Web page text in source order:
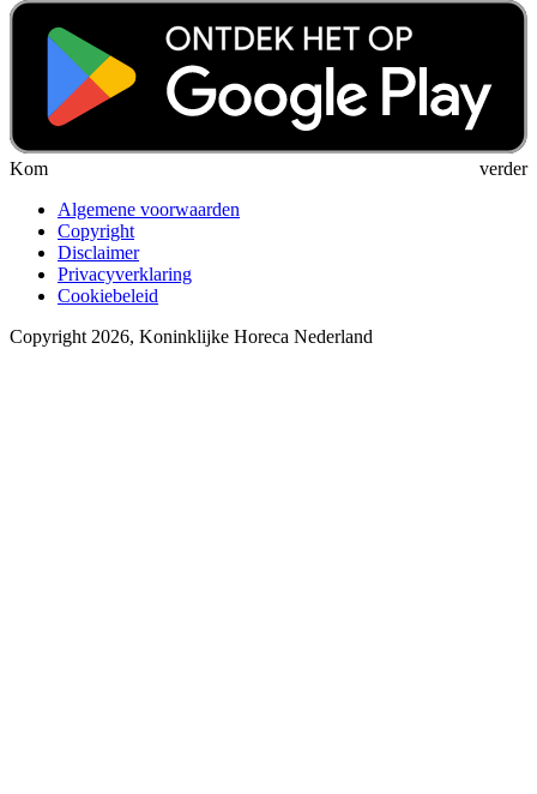
Kom verder
Algemene voorwaarden
Copyright
Disclaimer
Privacyverklaring
Cookiebeleid
Copyright 2026, Koninklijke Horeca Nederland